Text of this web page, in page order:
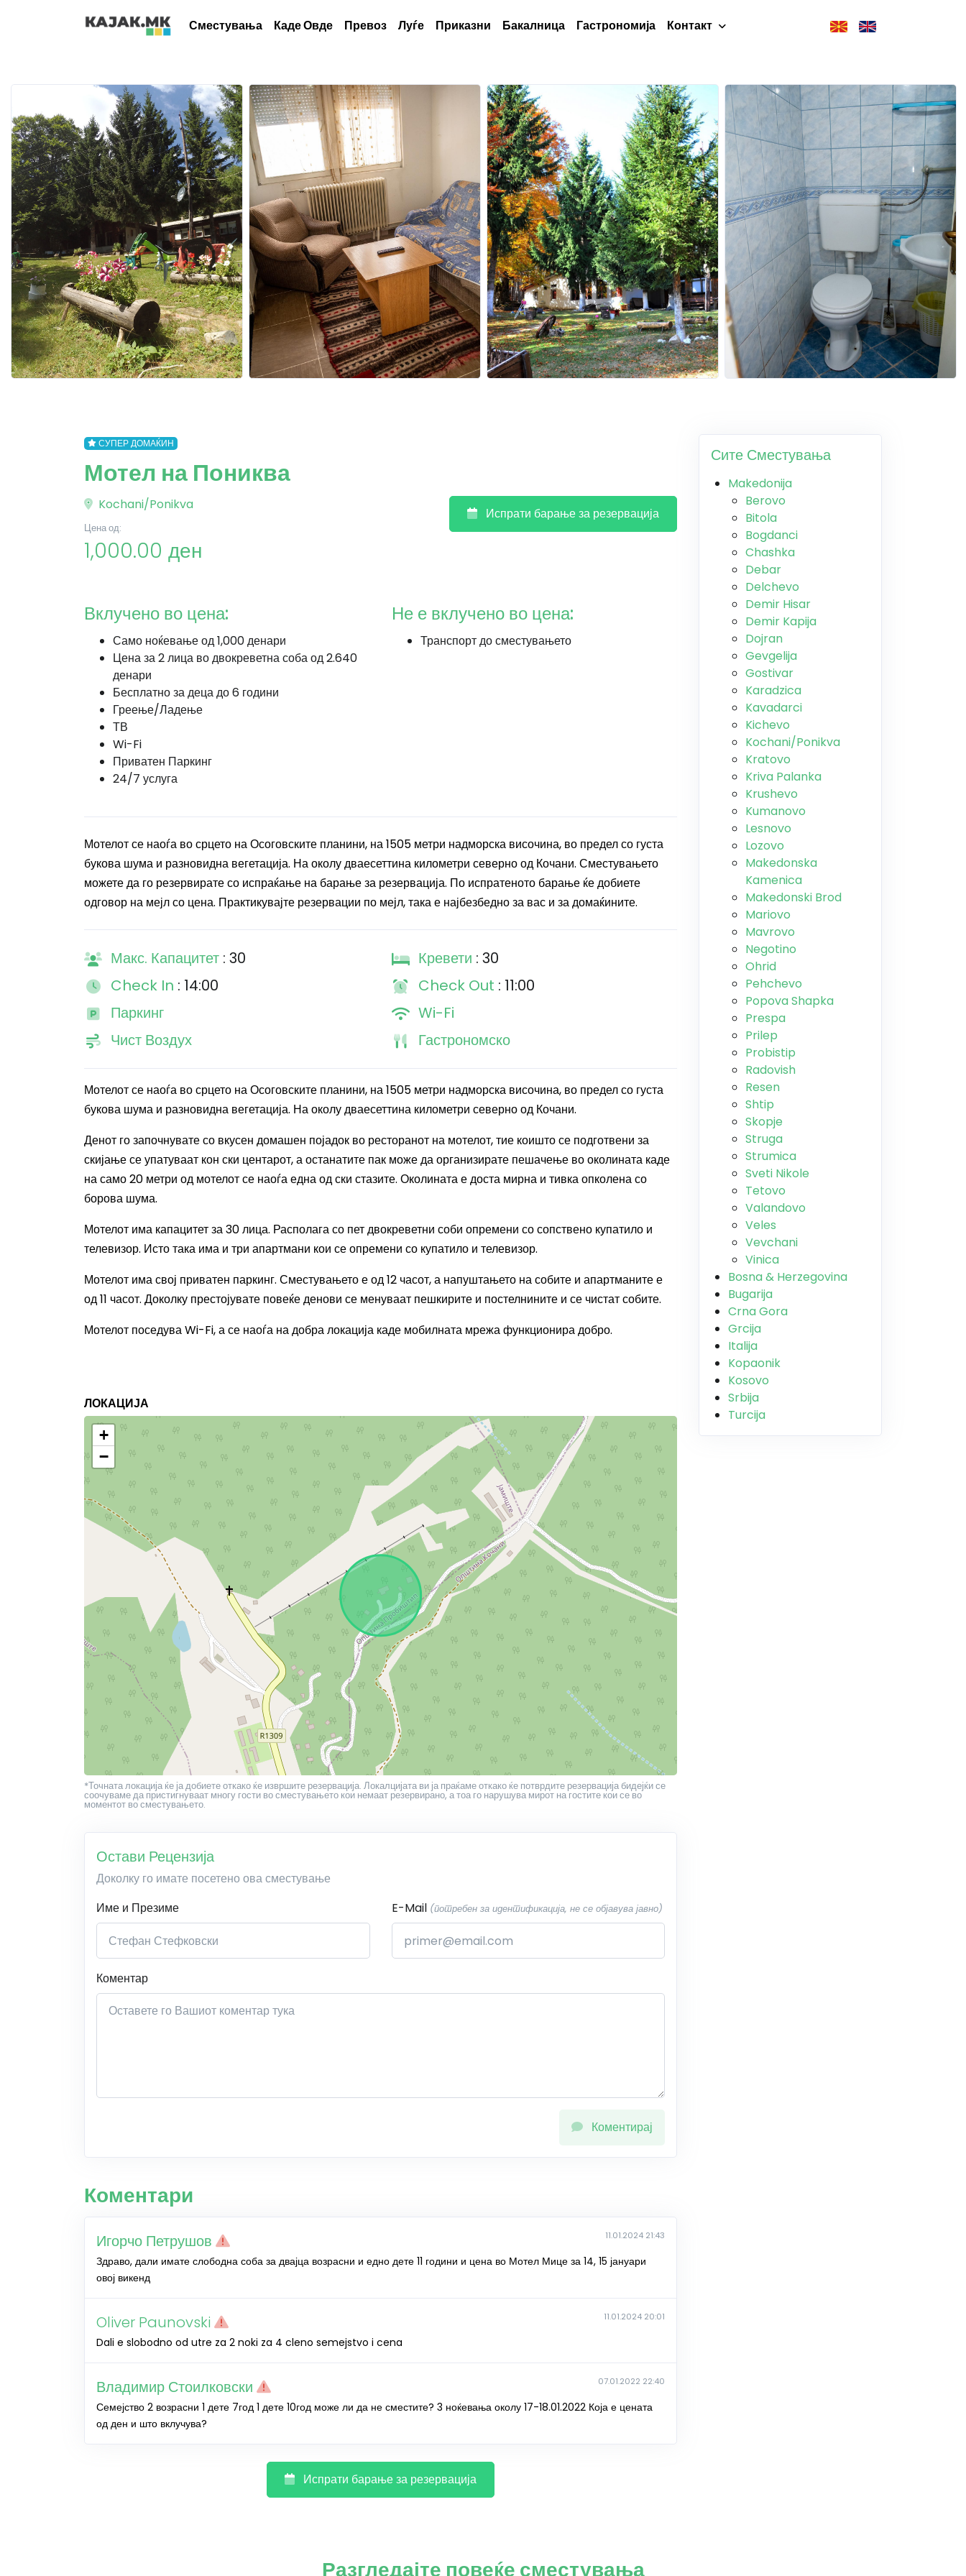
Сместувања Каде Овде Превоз Луѓе Приказни Бакалница Гастрономија Контакт
СУПЕР ДОМАЌИН
Мотел на Пониква
Kochani/Ponikva
Цена од:
1,000.00 ден
Испрати барање за резервација
Вклучено во цена:
Само ноќевање од 1,000 денари
Цена за 2 лица во двокреветна соба од 2.640
денари
Бесплатно за деца до 6 години
Греење/Ладење
ТВ
Wi-Fi
Приватен Паркинг
24/7 услуга
Не е вклучено во цена:
Транспорт до сместувањето
Мотелот се наоѓа во срцето на Осоговските планини, на 1505 метри надморска височина, во предел со густа
букова шума и разновидна вегетација. На околу дваесеттина километри северно од Кочани. Сместувањето
можете да го резервирате со испраќање на барање за резервација. По испратеното барање ќе добиете
одговор на мејл со цена. Практикувајте резервации по мејл, така е најбезбедно за вас и за домаќините.
Макс. Капацитет : 30 Кревети : 30
Check In : 14:00 Check Out : 11:00
Паркинг
Wi-Fi
Чист Воздух
Гастрономско
Мотелот се наоѓа во срцето на Осоговските планини, на 1505 метри надморска височина, во предел со густа
букова шума и разновидна вегетација. На околу дваесеттина километри северно од Кочани.
Денот го започнувате со вкусен домашен појадок во ресторанот на мотелот, тие коишто се подготвени за
скијање се упатуваат кон ски центарот, а останатите пак може да организирате пешачење во околината каде
на само 20 метри од мотелот се наоѓа една од ски стазите. Околината е доста мирна и тивка опколена со
борова шума.
Мотелот има капацитет за 30 лица. Располага со пет двокреветни соби опремени со сопствено купатило и
телевизор. Исто така има и три апартмани кои се опремени со купатило и телевизор.
Мотелот има свој приватен паркинг. Сместувањето е од 12 часот, а напуштањето на собите и апартманите е
од 11 часот. Доколку престојувате повеќе денови се менуваат пешкирите и постелнините и се чистат собите.
Мотелот поседува Wi-Fi, а се наоѓа на добра локација каде мобилната мрежа функционира добро.
ЛОКАЦИЈА
+
−
*Точната локација ќе ја добиете откако ќе извршите резервација. Локалцијата ви ја праќаме откако ќе потврдите резервација бидејќи се
соочуваме да пристигнуваат многу гости во сместувањето кои немаат резервирано, а тоа го нарушува мирот на гостите кои се во
моментот во сместувањето.
Остави Рецензија
Доколку го имате посетено ова сместување
Име и Презиме
E-Mail (потребен за идентификација, не се објавува јавно)
Коментар
Коментирај
Коментари
Игорчо Петрушов 11.01.2024 21:43
Здраво, дали имате слободна соба за двајца возрасни и едно дете 11 години и цена во Мотел Мице за 14, 15 јануари
овој викенд
Oliver Paunovski 11.01.2024 20:01
Dali e slobodno od utre za 2 noki za 4 cleno semejstvo i cena
Владимир Стоилковски 07.01.2022 22:40
Семејство 2 возрасни 1 дете 7год 1 дете 10год може ли да не сместите? 3 ноќевања околу 17-18.01.2022 Која е цената
од ден и што вклучува?
Испрати барање за резервација
Сите Сместувања
Makedonija
Berovo
Bitola
Bogdanci
Chashka
Debar
Delchevo
Demir Hisar
Demir Kapija
Dojran
Gevgelija
Gostivar
Karadzica
Kavadarci
Kichevo
Kochani/Ponikva
Kratovo
Kriva Palanka
Krushevo
Kumanovo
Lesnovo
Lozovo
Makedonska
Kamenica
Makedonski Brod
Mariovo
Mavrovo
Negotino
Ohrid
Pehchevo
Popova Shapka
Prespa
Prilep
Probistip
Radovish
Resen
Shtip
Skopje
Struga
Strumica
Sveti Nikole
Tetovo
Valandovo
Veles
Vevchani
Vinica
Bosna & Herzegovina
Bugarija
Crna Gora
Grcija
Italija
Kopaonik
Kosovo
Srbija
Turcija
Разгледајте повеќе сместувања